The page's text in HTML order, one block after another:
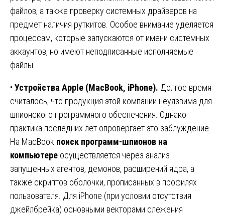
файлов, а также проверку системных драйверов на
предмет наличия руткитов. Особое внимание уделяется
процессам, которые запускаются от имени системных
аккаунтов, но имеют неподписанные исполняемые
файлы.
• Устройства Apple (MacBook, iPhone). Долгое время
считалось, что продукция этой компании неуязвима для
шпионского программного обеспечения. Однако
практика последних лет опровергает это заблуждение.
На MacBook поиск программ-шпионов на
компьютере осуществляется через анализ
запущенных агентов, демонов, расширений ядра, а
также скриптов оболочки, прописанных в профилях
пользователя. Для iPhone (при условии отсутствия
джейлбрейка) основными векторами слежения